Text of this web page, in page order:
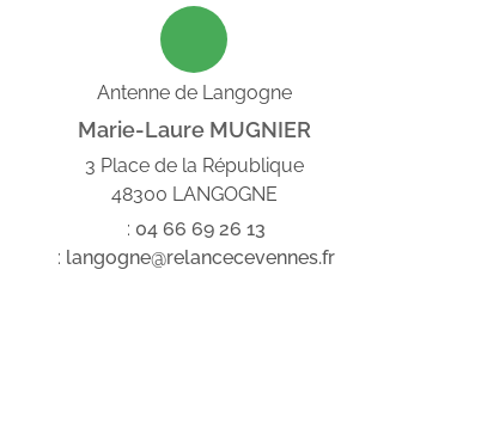
Antenne de Langogne
Marie-Laure MUGNIER
3 Place de la République
48300 LANGOGNE
: 04 66 69 26 13
: langogne@relancecevennes.fr